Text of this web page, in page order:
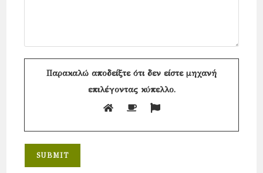
Παρακαλώ αποδείξτε ότι δεν είστε μηχανή
επιλέγονταςκύπελλο.